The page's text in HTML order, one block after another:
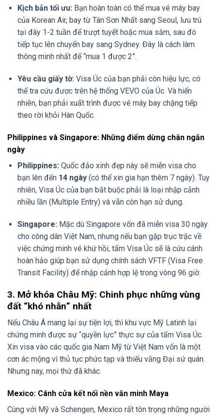
Kịch bản tối ưu: Bạn hoàn toàn có thể mua vé máy bay
của Korean Air, bay từ Tân Sơn Nhất sang Seoul, lưu trú
tại đây 1-2 tuần để trượt tuyết hoặc mua sắm, sau đó
tiếp tục lên chuyến bay sang Sydney. Đây là cách làm
thông minh nhất để “mua 1 được 2”.
Yêu cầu giấy tờ: Visa Úc của bạn phải còn hiệu lực, có
thể tra cứu được trên hệ thống VEVO của Úc. Và hiển
nhiên, bạn phải xuất trình được vé máy bay chặng tiếp
theo rời khỏi Hàn Quốc.
Philippines và Singapore: Những điểm dừng chân ngắn
ngày
Philippines: Quốc đảo xinh đẹp này sẽ miễn visa cho
bạn lên đến 14 ngày(có thể xin gia hạn thêm 7 ngày). Tuy
nhiên, Visa Úc của bạn bắt buộc phải là loại nhập cảnh
nhiều lần (Multiple Entry) và vẫn còn hạn sử dụng.
Singapore: Mặc dù Singapore vốn đã miễn visa 30 ngày
cho công dân Việt Nam, nhưng nếu bạn gặp trục trặc về
việc chứng minh vé khứ hồi, tấm Visa Úc sẽ là cứu cánh
hoàn hảo giúp bạn sử dụng chính sách VFTF (Visa Free
Transit Facility) để nhập cảnh hợp lệ trong vòng 96 giờ.
3. Mở khóa Châu Mỹ: Chinh phục những vùng
đất “khó nhằn” nhất
Nếu Châu Á mang lại sự tiện lợi, thì khu vực Mỹ Latinh lại
chứng minh được sự “quyền lực” thực sự của tấm Visa Úc.
Xin visa vào các quốc gia Nam Mỹ từ Việt Nam vốn là một
cơn ác mộng vì thủ tục phức tạp và thiếu vắng Đại sứ quán.
Nhưng nay, mọi thứ đã khác.
Mexico: Cánh cửa kết nối nền văn minh Maya
Cùng với Mỹ và Schengen, Mexico rất tôn trọng những người